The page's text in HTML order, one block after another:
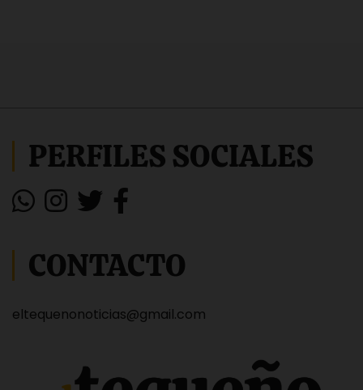
PERFILES SOCIALES
CONTACTO
eltequenonoticias@gmail.com